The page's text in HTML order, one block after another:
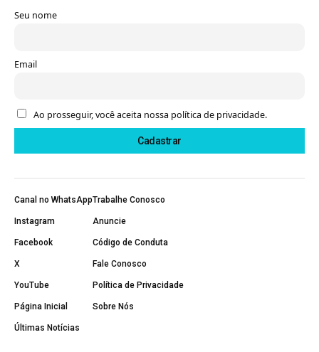
Seu nome
Email
Ao prosseguir, você aceita nossa política de privacidade.
Canal no WhatsApp
Instagram
Facebook
X
YouTube
Página Inicial
Últimas Notícias
Trabalhe Conosco
Anuncie
Código de Conduta
Fale Conosco
Política de Privacidade
Sobre Nós